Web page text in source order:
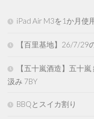
iPad Air M3を1か月使
【百里基地】26/7/29
【五十嵐酒造】五十
汲み 7BY
BBQとスイカ割り